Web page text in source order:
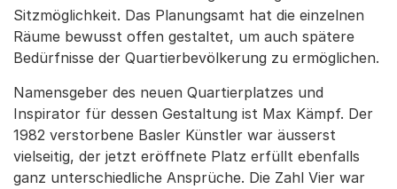
Sitzmöglichkeit. Das Planungsamt hat die einzelnen
Räume bewusst offen gestaltet, um auch spätere
Bedürfnisse der Quartierbevölkerung zu ermöglichen.
Namensgeber des neuen Quartierplatzes und
Inspirator für dessen Gestaltung ist Max Kämpf. Der
1982 verstorbene Basler Künstler war äusserst
vielseitig, der jetzt eröffnete Platz erfüllt ebenfalls
ganz unterschiedliche Ansprüche. Die Zahl Vier war